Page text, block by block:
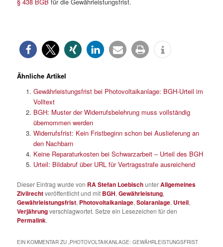
Ähnliche Artikel
Gewährleistungsfrist bei Photovoltaikanlage: BGH-Urteil im
Volltext
BGH: Muster der Widerrufsbelehrung muss vollständig
übernommen werden
Widerrufsfrist: Kein Fristbeginn schon bei Auslieferung an
den Nachbarn
Keine Reparaturkosten bei Schwarzarbeit – Urteil des BGH
Urteil: Bildabruf über URL für Vertragsstrafe ausreichend
Dieser Eintrag wurde von RA Stefan LoebischunterAllgemeines
Zivilrechtveröffentlicht und mit BGH,Gewährleistung,
Gewährleistungsfrist, Photovoltaikanlage,Solaranlage, Urteil,
Verjährungverschlagwortet. Setze ein Lesezeichen für den
Permalink.
EIN KOMMENTAR ZU „ PHOTOVOLTAIKANLAGE: GEWÄHRLEISTUNGSFRIST